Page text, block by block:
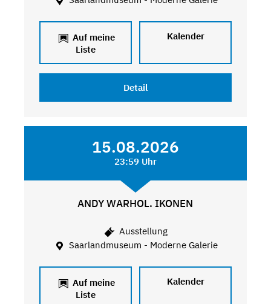
Auf meine
Liste
Kalender
Detail
15.08.2026
23:59 Uhr
ANDY WARHOL. IKONEN
Ausstellung
Saarlandmuseum - Moderne Galerie
Auf meine
Liste
Kalender